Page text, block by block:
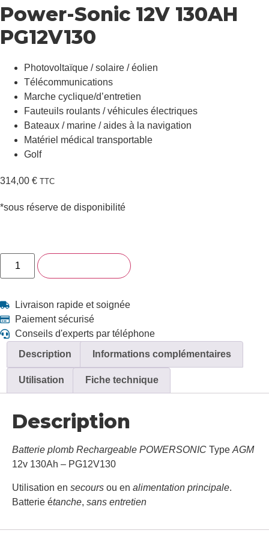
Power-Sonic 12V 130AH
PG12V130
Photovoltaïque / solaire / éolien
Télécommunications
Marche cyclique/d’entretien
Fauteuils roulants / véhicules électriques
Bateaux / marine / aides à la navigation
Matériel médical transportable
Golf
314,00 € TTC
*sous réserve de disponibilité
quantité
Power-
130AH
PG12V130
Livraison rapide et soignée
Paiement sécurisé
Conseils d'experts par téléphone
Description
Informations complémentaires
Utilisation Fiche technique
Description
Batterie plomb Rechargeable POWERSONIC Type AGM
12v 130Ah – PG12V130
Utilisation en secours ou en alimentation principale.
Batterie étanche, sans entretien